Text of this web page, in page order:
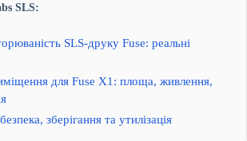
SLS:
SLS-друку Fuse: реальні
для Fuse X1: площа, живлення,
зберігання та утилізація